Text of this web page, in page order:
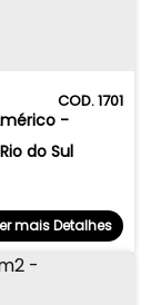
1701
-
do Sul
mais Detalhes